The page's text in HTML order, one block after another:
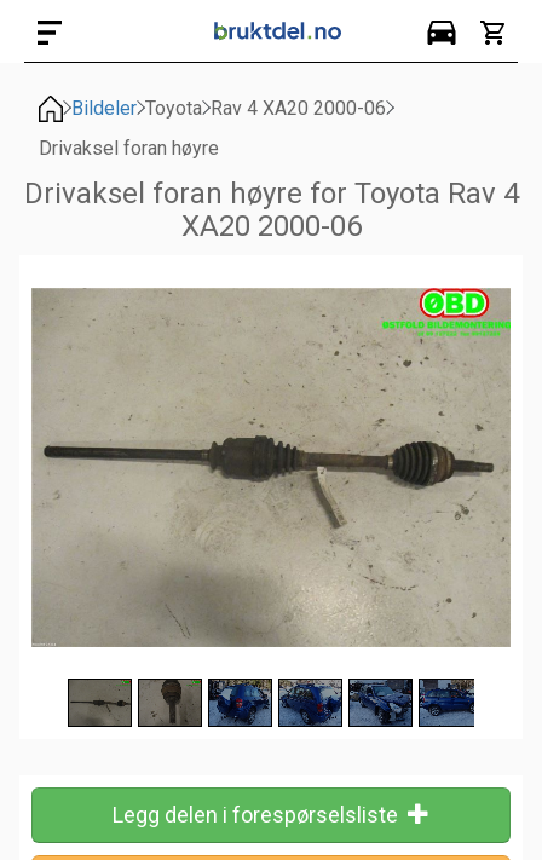
Bildeler Toyota Rav 4 XA20 2000-06
Drivaksel foran høyre
Drivaksel foran høyre for Toyota Rav 4
XA20 2000-06
Legg delen i forespørselsliste